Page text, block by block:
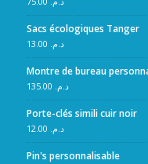
Sacs écologiques Tanger
د.م.
Montre de bureau
د.م.
Porte-clés simili cuir noir
د.م.
Pin's personnalisable